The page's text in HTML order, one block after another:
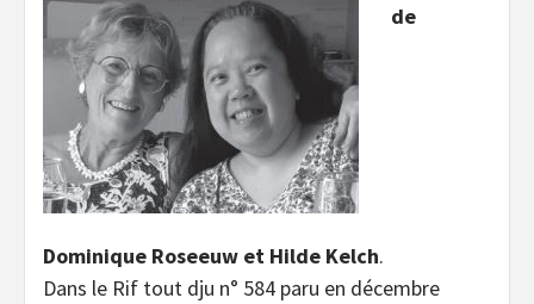
de
Dominique Roseeuw et Hilde Kelch.
Dans le Rif tout dju n° 584 paru en décembre